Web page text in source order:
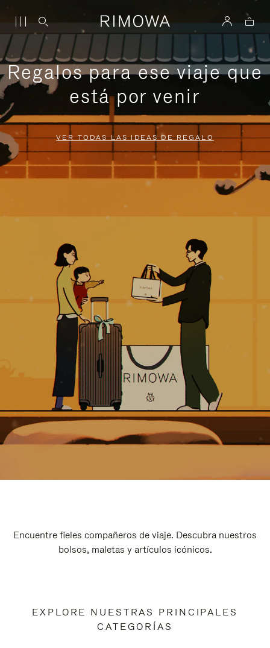
Regalos para ese viaje que
está por venir
VER TODAS LAS IDEAS DE REGALO
Encuentre fieles compañeros de viaje. Descubra nuestros
bolsos, maletas y artículos icónicos.
EXPLORE NUESTRAS PRINCIPALES
CATEGORÍAS